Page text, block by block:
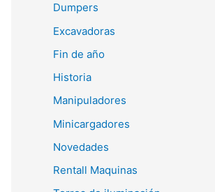
Dumpers
Excavadoras
Fin de año
Historia
Manipuladores
Minicargadores
Novedades
Rentall Maquinas